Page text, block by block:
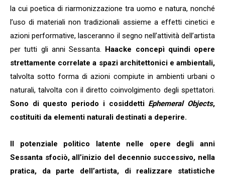
la cui poetica di riarmonizzazione tra uomo e natura, nonché
l’uso di materiali non tradizionali assieme a effetti cinetici e
azioni performative, lasceranno il segno nell’attività dell’artista
per tutti gli anni Sessanta. Haacke concepì quindi opere
strettamente correlate a spazi architettonici e ambientali,
talvolta sotto forma di azioni compiute in ambienti urbani o
naturali, talvolta con il diretto coinvolgimento degli spettatori.
Sono di questo periodo i cosiddetti Ephemeral Objects,
costituiti da elementi naturali destinati a deperire.
Il potenziale politico latente nelle opere degli anni
Sessanta sfociò, all’inizio del decennio successivo, nella
pratica, da parte dell’artista, di realizzare statistiche